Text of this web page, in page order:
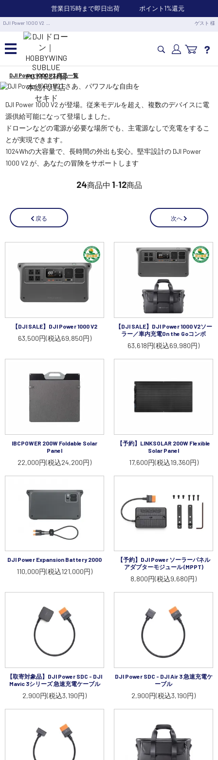
営業日15時まで即日出荷 ポイント1%還元
DJI Power 1000 V2 … ゲスト 様
カメラドローン・生活家電
カメラ・スタビライザー
水中ドローン(ROV)・水中スクーター
講習会･国家資格･WEBセミナー
定期配信!
サポート・Q&A / 法人・学生のお客様
取扱店舗一覧
SEKIDO 会社概要
DJI Power 1000 V2 商品一覧
DJI Power 1000 V2 が登場。従来モデルを超え、複数のデバイスに電
源供給可能になって登場しました。
ドローンなどの電源が必要な場所でも、主電源なしで充電をするこ
とが実現できます。
1024Whの大容量で、長時間の外出も安心。堅牢設計の DJI Power
1000 V2 が、あなたの冒険をサポートします
24商品中 1-12商品
戻る 次へ
【DJI SALE】DJI Power 1000 V2
63,500円(税込69,850円)
【DJI SALE】DJI Power 1000 V2ソー
ラー／車内充電On the Goコンボ
63,618円(税込69,980円)
IBCPOWER 200W Foldable Solar
Panel
22,000円(税込24,200円)
【予約】LINKSOLAR 200W Flexible
Solar Panel
17,600円(税込19,360円)
DJI Power Expansion Battery 2000
110,000円(税込121,000円)
【予約】DJI Power ソーラーパネル
アダプターモジュール (MPPT)
8,800円(税込9,680円)
【取寄対象品】DJI Power SDC - DJI
Mavic 3シリーズ 急速充電ケーブル
2,900円(税込3,190円)
DJI Power SDC - DJI Air 3 急速充電ケ
ーブル
2,900円(税込3,190円)